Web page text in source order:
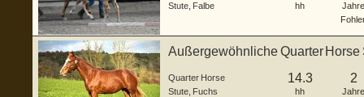
Stute Falbe hh
Jahre
Außergewöhnliche Quarter Horse
Quarter Horse
Stute Fuchs
14.3
hh
2
Jahre